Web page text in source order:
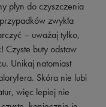
płyn do czyszczenia
zwykła
– uważaj tylko,
Czyste buty odstaw
Unikaj natomiast
Skóra nie lubi
więc lepiej nie